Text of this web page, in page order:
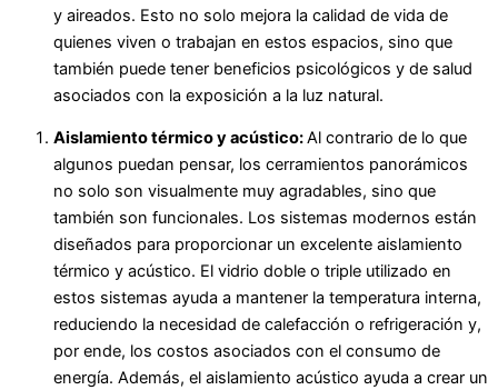
y aireados. Esto no solo mejora la calidad de vida de
quienes viven o trabajan en estos espacios, sino que
también puede tener beneficios psicológicos y de salud
asociados con la exposición a la luz natural.
Aislamiento térmico y acústico:Al contrario de lo que
algunos puedan pensar, los cerramientos panorámicos
no solo son visualmente muy agradables, sino que
también son funcionales. Los sistemas modernos están
diseñados para proporcionar un excelente aislamiento
térmico y acústico. El vidrio doble o triple utilizado en
estos sistemas ayuda a mantener la temperatura interna,
reduciendo la necesidad de calefacción o refrigeración y,
por ende, los costos asociados con el consumo de
energía. Además, el aislamiento acústico ayuda a crear un